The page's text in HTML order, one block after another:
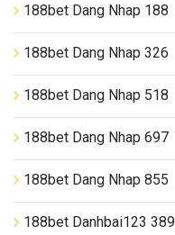
188bet Dang Nhap 188
188bet Dang Nhap 326
188bet Dang Nhap 518
188bet Dang Nhap 697
188bet Dang Nhap 855
188bet Danhbai123 389